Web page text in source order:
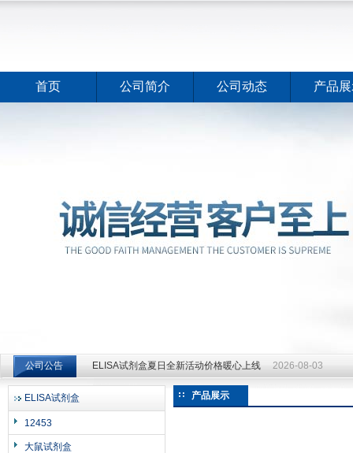
上海邦景实业有限公司
首页 公司简介 公司动态 产品
公司公告 ELISA试剂盒夏日全新活动价格暖心上线 2026-08-03
ELISA试剂盒夏日全新活动价格暖心上线
ELISA试剂盒
12453
大鼠试剂盒
产品展示